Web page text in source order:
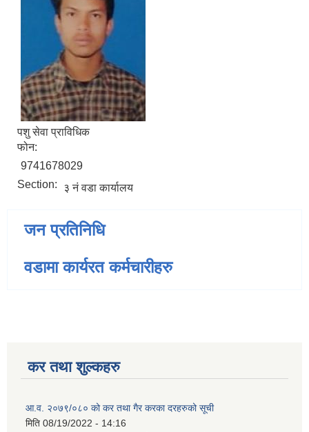
पशु सेवा प्राविधिक
फोन:
9741678029
Section:
३ नं वडा कार्यालय
जन प्रतिनिधि
वडामा कार्यरत कर्मचारीहरु
कर तथा शुल्कहरु
आ.व. २०७९/०८० को कर तथा गैर करका दरहरुको सूची
मिति 08/19/2022 - 14:16